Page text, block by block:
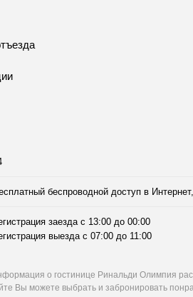
беспроводной доступ в
заезда с 13:00 до 00:00
выезда с 07:00 до 11:00
о гостинице Ринальди Олимпия
Вы можете выбрать и забронировать